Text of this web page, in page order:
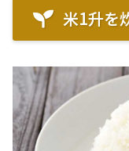
米1升を